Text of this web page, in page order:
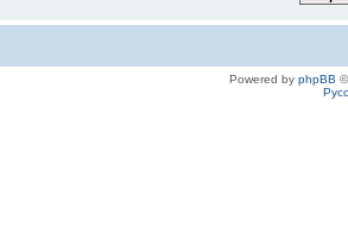
Powered by phpBB